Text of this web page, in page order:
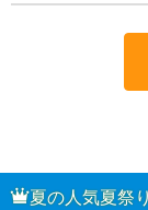
夏の人気夏祭